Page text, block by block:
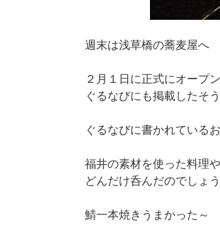
週末は浅草橋の蕎麦屋へ
２月１日に正式にオープ
ぐるなびにも掲載したそ
ぐるなびに書かれている
福井の素材を使った料理
どんだけ呑んだのでしょ
鯖一本焼きうまかった～